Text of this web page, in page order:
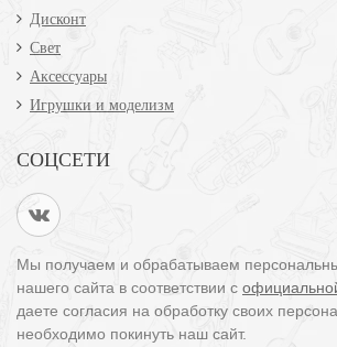
Дисконт
Свет
Аксессуары
Игрушки и моделизм
СОЦСЕТИ
Мы получаем и обрабатываем
нашего сайта в соответствии с
даете согласия на обработку своих
необходимо покинуть наш сайт.